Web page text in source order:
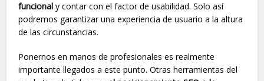
funcional y contar con el factor de usabilidad. Solo así
podremos garantizar una experiencia de usuario a la altura
de las circunstancias.
Ponernos en manos de profesionales es realmente
importante llegados a este punto. Otras herramientas del